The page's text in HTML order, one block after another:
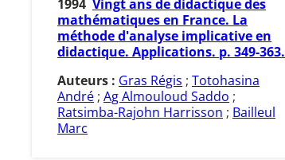
1994 Vingt ans de didactique des
mathématiques en France. La
méthode d'analyse implicative en
didactique. Applications. p. 349-363.
Auteurs : Gras Régis ; Totohasina
André; Ag Almouloud Saddo ;
Ratsimba-Rajohn Harrisson ; Bailleul
Marc